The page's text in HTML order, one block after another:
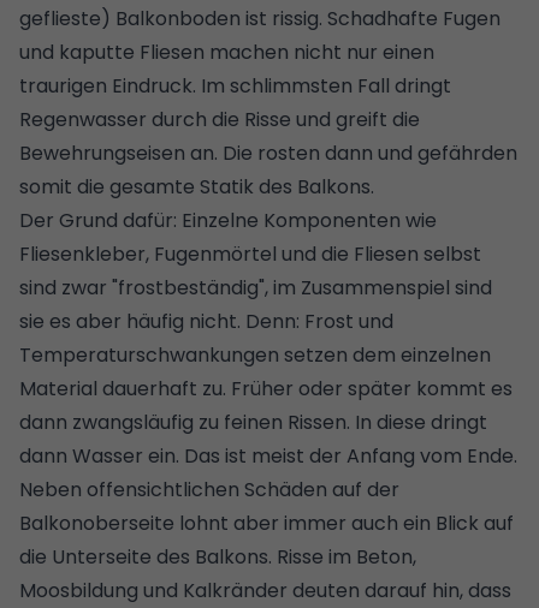
geflieste) Balkonboden ist rissig. Schadhafte Fugen
und kaputte Fliesen machen nicht nur einen
traurigen Eindruck. Im schlimmsten Fall dringt
Regenwasser durch die Risse und greift die
Bewehrungseisen an. Die rosten dann und gefährden
somit die gesamte Statik des Balkons.
Der Grund dafür: Einzelne Komponenten wie
Fliesenkleber, Fugenmörtel und die Fliesen selbst
sind zwar "frostbeständig", im Zusammenspiel sind
sie es aber häufig nicht. Denn: Frost und
Temperaturschwankungen setzen dem einzelnen
Material dauerhaft zu. Früher oder später kommt es
dann zwangsläufig zu feinen Rissen. In diese dringt
dann Wasser ein. Das ist meist der Anfang vom Ende.
Neben offensichtlichen Schäden auf der
Balkonoberseite lohnt aber immer auch ein Blick auf
die Unterseite des Balkons. Risse im Beton,
Moosbildung und Kalkränder deuten darauf hin, dass